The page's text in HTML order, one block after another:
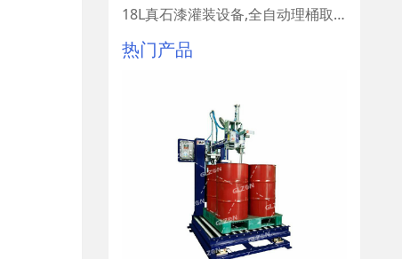
18L真石漆灌装设备,全自动理桶取桶设备
热门产品